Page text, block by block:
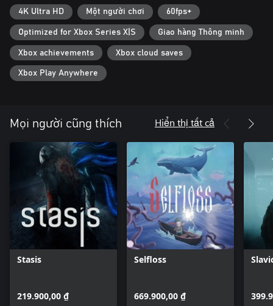
4K Ultra HD Một người chơi 60fps+
Optimized for Xbox Series X|S Giao hàng Thông minh
Xbox achievements Xbox cloud saves
Xbox Play Anywhere
Mọi người cũng thích Hiển thị tất cả
Stasis
219.900,00 ₫
Selfloss
669.900,00 ₫